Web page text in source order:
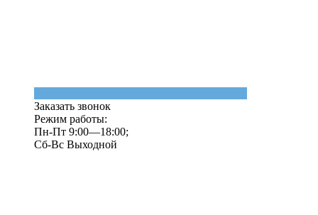
Заказать звонок
Режим работы:
Пн-Пт 9:00—18:00;
Сб-Вс Выходной